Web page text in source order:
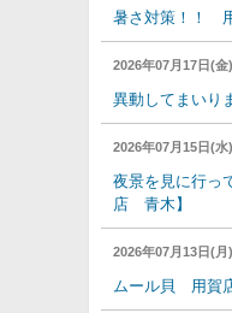
暑さ対策！！
2026年07月17日(金)
異動してまい
2026年07月15日(水)
夜景を見に行
店 青木】
2026年07月13日(月)
ムール貝 用賀